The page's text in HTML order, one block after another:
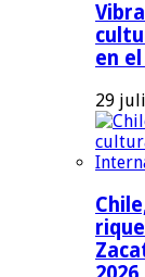
en el
29